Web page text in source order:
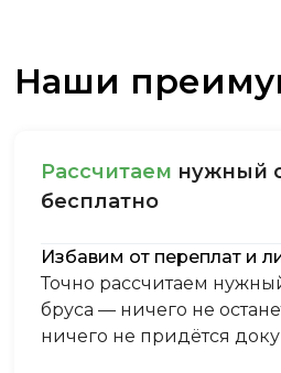
Наши
Рассчитаем нужный
бесплатно
Избавим от переплат и
Точно рассчитаем
бруса — ничего не
ничего не придётся